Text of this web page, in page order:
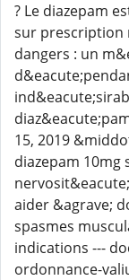
? Le diazepam
sur prescription
dangers : un
15, 2019
diazepam
aider &agrave;
spasmes
indications ---
ordonnance-